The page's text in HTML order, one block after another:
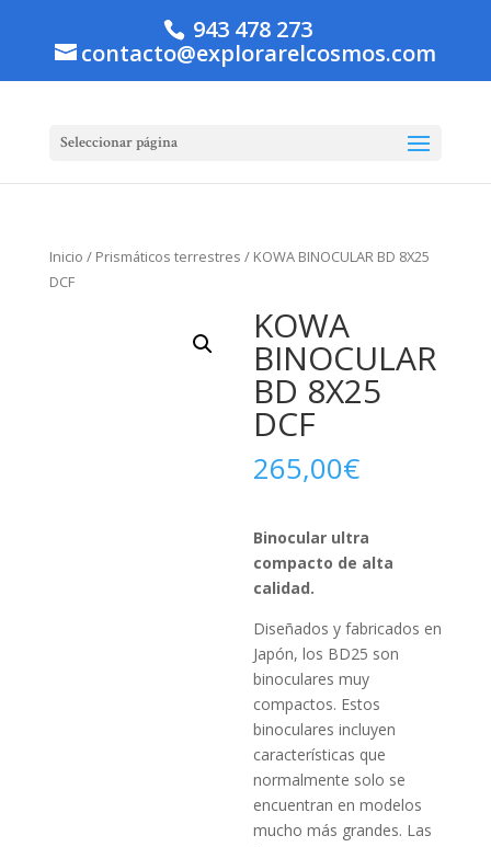
943 478 273
contacto@explorarelcosmos.com
Seleccionar página
Inicio / Prismáticos terrestres / KOWA BINOCULAR BD 8X25
DCF
KOWA
BINOCULAR
BD 8X25
DCF
265,00€
Binocular ultra
compacto de alta
calidad.
Diseñados y fabricados en
Japón, los BD25 son
binoculares muy
compactos. Estos
binoculares incluyen
características que
normalmente solo se
encuentran en modelos
mucho más grandes. Las